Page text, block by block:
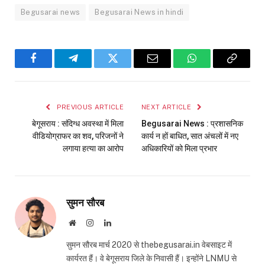
Begusarai news Begusarai News in hindi
FacebookTelegramTwitter Email WhatsAppCopy
PREVIOUS ARTICLE
बेगूसराय : संदिग्ध अवस्था में मिला
वीडियोग्राफर का शव, परिजनों ने
लगाया हत्या का आरोप
NEXT ARTICLE
Begusarai News : प्रशासनिक
कार्य न हों बाधित, सात अंचलों में नए
अधिकारियों को मिला प्रभार
सुमन सौरब
WebsiteInstagramLinkedIn
सुमन सौरब मार्च 2020 से thebegusarai.in वेबसाइट में
कार्यरत हैं। वे बेगूसराय जिले के निवासी हैं। इन्होंने LNMU से